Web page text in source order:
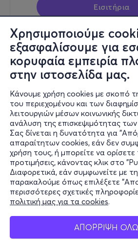
Χρησιμοποιούμε
εξασφαλίσουμε για
κορυφαία εμπειρία
στην ιστοσελίδα μας.
Κάνουμε χρήση cookies με σκοπό
του περιεχομένου και των
λειτουργιών μέσων κοινωνικής
ανάλυση της επισκεψιμότητας
Σας δίνεται η δυνατότητα για
απαραίτητων cookies, εάν δεν
χρήση τους, ή μπορείτε να ορίσετε
προτιμήσεις, κάνοντας κλικ στο
Διαφορετικά, εάν συμφωνείτε με
παρακαλούμε όπως επιλέξετε
περισσότερες σχετικές
πολιτική μας για τα cookies.
ΑΠΟΡΡΙΨΗ
Εισιτήρια
Τετ 12/8
22:20
Το Μίσος (La Haine), 1995 -
| GR SUBS
Ηρώων
Cine Αλεξάνδρα
από6€
Εισιτήρια